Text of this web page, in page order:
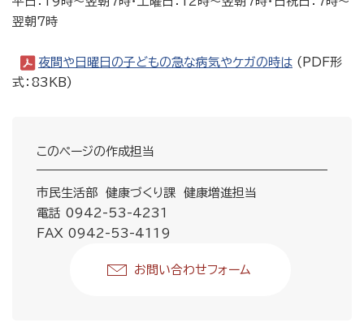
翌朝7時
夜間や日曜日の子どもの急な病気やケガの時は (PDF形
式：83KB)
このページの作成担当
市民生活部 健康づくり課 健康増進担当
電話 0942-53-4231
FAX 0942-53-4119
お問い合わせフォーム